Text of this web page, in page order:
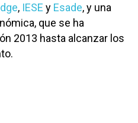
, IESE y Esade, y una
que se ha
2013 hasta alcanzar los